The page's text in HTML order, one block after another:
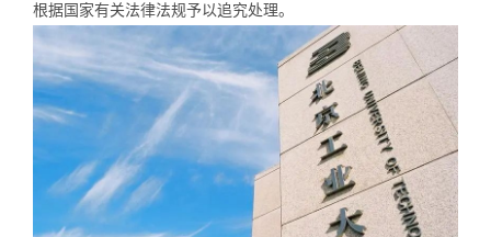
根据国家有关法律法规予以追究处理。